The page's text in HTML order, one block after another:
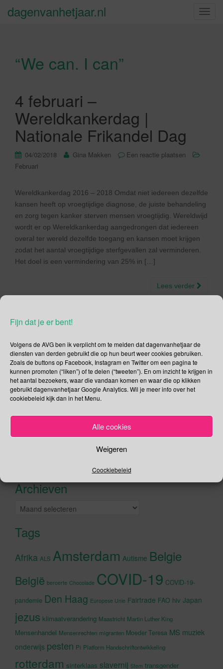
Fijn dat je er bent!
Volgens de AVG ben ik verplicht om te melden dat dagenvanhetjaar de
diensten van derden gebruikt die op hun beurt weer cookies gebruiken.
Zoals de buttons op Facebook, Instagram en Twitter om een pagina te
kunnen promoten (“liken”) of te delen (“tweeten”). En om inzicht te krijgen in
het aantal bezoekers, waar die vandaan komen en waar die op klikken
gebruikt dagenvanhetjaar Google Analytics. Wil je meer info over het
cookiebeleid kijk dan in het Menu.
Alle cookies
Weigeren
Coockiebeleid
S
dagenvanhetjaar.nl
“We can. I can”
4 februari –
Wereldkankerdag |
Nationale Frikandel Dag
04/02/2018 Gina Makken
Een reactie plaatsen
Februari
Wereldkankerdag 2016 – 2018 Omdat niet iedereen dezelfde
kansen heeft op vroegtijdige diagnose, de juiste behandeling
en zorg tegen kanker sterven mensen vroegtijdig. Wereldwijd
wordt er op Wereldkankerdag aangedrongen dat iedereen
overal ter wereld dezelfde toegang en kansen moet krijgen
zodat het aantal vroegtijdige sterfgevallen zal verminderen.
Het doel is een vermindering van 25% in […]
Lees verder
Social Media
Je kunt me volgen op
Zoeken
Zoeken
Recente tweets
accepteren en deze inhoud in te
Archieven
Archieven
Tags
Afrika ALS Amsterdam Autisme Belgie
België beroerte Chocolade COVID-19 COVID-19-
pandemie Den Haag Europese Unie Fairtrade FAO hiv Japan
jezus klimaatverandering Maastricht Martin Luther King
Mensenhandel Mensenrechten migranten Moeder Teresa MS muziek
onderwijs pesten Pi Platform Handschriftontwikkeling
rotterdam sinterklaas slavernij Stem transgender